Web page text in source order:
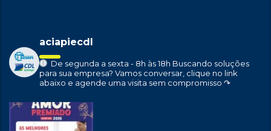
aciapiecdl
De segunda a sexta - 8h às 18h Buscando soluções
para sua empresa? Vamos conversar, clique no link
abaixo e agende uma visita sem compromisso ↷